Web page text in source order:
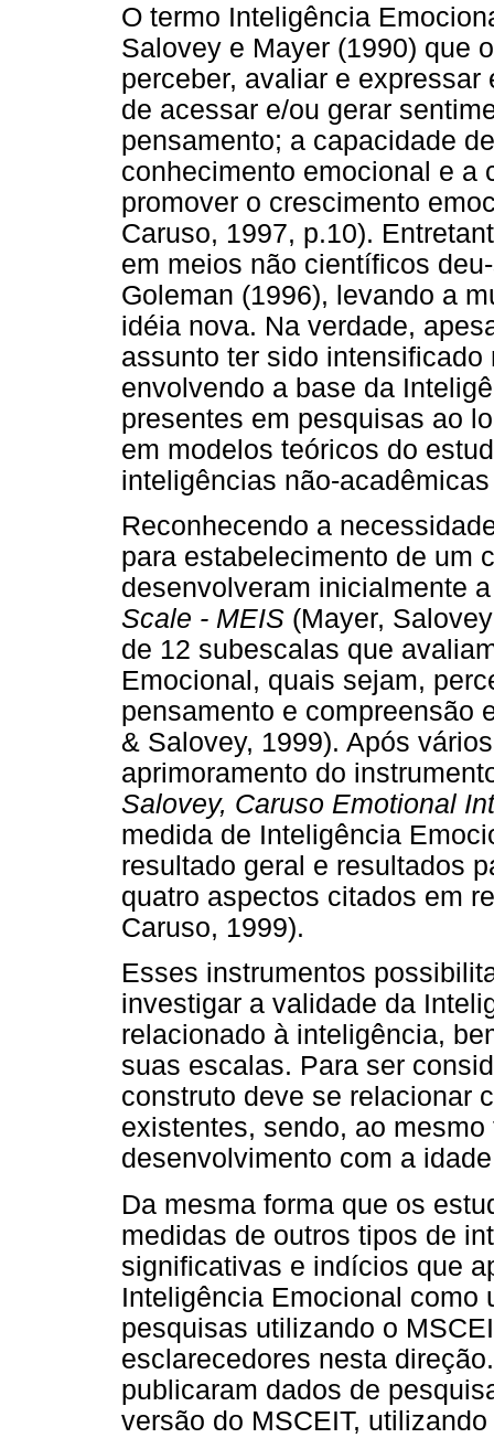
O termo Inteligência
Salovey e Mayer (1990) que
perceber, avaliar e
de acessar e/ou gerar
pensamento; a capacidade
conhecimento emocional e a
promover o crescimento
Caruso, 1997, p.10).
em meios não científicos
Goleman (1996), levando a
idéia nova. Na verdade,
assunto ter sido
envolvendo a base da
presentes em pesquisas ao
em modelos teóricos do
inteligências não-
Reconhecendo a
para estabelecimento de um
desenvolveram inicialmente
Scale - MEIS (Mayer,
de 12 subescalas que
Emocional, quais sejam,
pensamento e compreensão
& Salovey, 1999). Após
aprimoramento do
Salovey, Caruso Emotional
medida de Inteligência
resultado geral e resultados
quatro aspectos citados em
Caruso, 1999).
Esses instrumentos
investigar a validade da
relacionado à inteligência,
suas escalas. Para ser
construto deve se relacionar
existentes, sendo, ao
desenvolvimento com a
Da mesma forma que os
medidas de outros tipos de
significativas e indícios que
Inteligência Emocional
pesquisas utilizando o
esclarecedores nesta
publicaram dados de
versão do MSCEIT,